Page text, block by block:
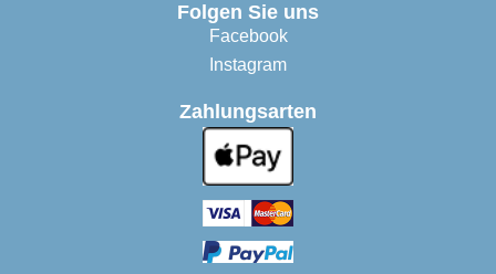
Folgen Sie uns
Facebook
Instagram
Zahlungsarten